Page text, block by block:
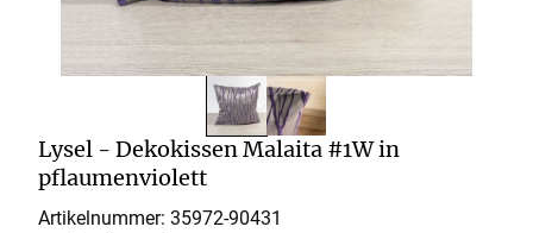
Lysel - Dekokissen Malaita #1W in
pflaumenviolett
Artikelnummer: 35972-90431